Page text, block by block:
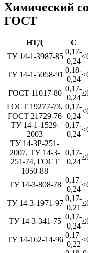
Химический
ГОСТ
НТД C
ТУ 14-1-3987-85
0,17-
0,24
ТУ 14-1-5058-91
0,18-
0,24
ГОСТ 11017-80
0,17-
0,24
ГОСТ 19277-73,
ГОСТ 21729-76
0,17-
0,24
ТУ 14-1-1529-
2003
0,17-
0,24
ТУ 14-3Р-251-
2007, ТУ 14-3-
251-74, ГОСТ
1050-88
0,17-
0,24
ТУ 14-3-808-78
0,17-
0,24
ТУ 14-3-1971-97
0,17-
0,21
ТУ 14-3-341-75
0,17-
0,24
ТУ 14-162-14-96
0,17-
0,22